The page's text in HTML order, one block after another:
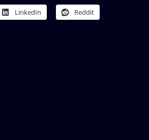
LinkedIn Reddit